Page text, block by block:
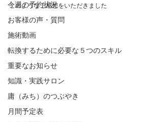
今週の予約状況
お客様の声・質問
施術動画
転換するために必要な５つのスキル
重要なお知らせ
知識・実践サロン
庸（みち）のつぶやき
月間予定表
このようなご感想をいただきました